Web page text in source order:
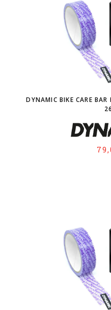
DYNAMIC BIKE CARE BAR